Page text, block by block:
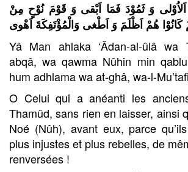
وَ ثَمُوْدَ فَمَا اَبْقى وَ قَوْمَ نُوْحٍ مِنْ
كَانُوْا هُمْ اَظْلَمَ وَ اَطْغى وَالْمُؤْتَفِكَةَ اَهْوى
Yâ Man ahlaka ‘Âdan-al-ûlâ wa
abqâ, wa qawma Nûhin min
hum adhlama wa at-ghâ, wa-l-
O Celui qui a anéanti les
Thamûd, sans rien en laisser, ainsi
Noé (Nûh), avant eux, parce
plus injustes et plus rebelles, de
renversées !